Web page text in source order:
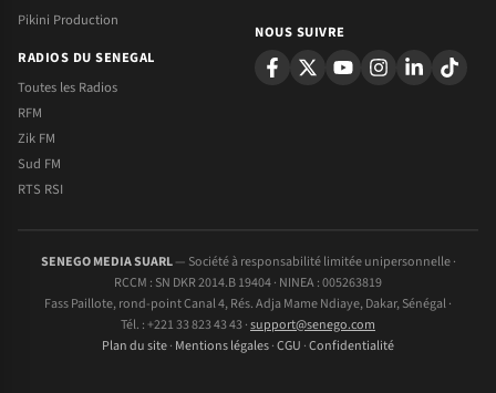
Pikini Production
RADIOS DU SENEGAL
Toutes les Radios
RFM
Zik FM
Sud FM
RTS RSI
NOUS SUIVRE
SENEGO MEDIA SUARL— Société à responsabilité limitée unipersonnelle ·
RCCM : SN DKR 2014.B 19404 · NINEA : 005263819
Fass Paillote, rond-point Canal 4, Rés. Adja Mame Ndiaye, Dakar, Sénégal ·
Tél. : +221 33 823 43 43 ·support@senego.com
Plan du site· Mentions légales·CGU ·Confidentialité